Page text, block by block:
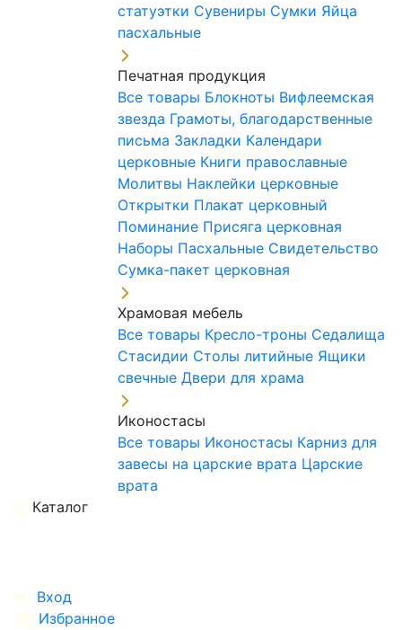
статуэтки Сувениры Сумки Яйца
пасхальные
Печатная продукция
Все товары Блокноты Вифлеемская
звезда Грамоты, благодарственные
письма Закладки Календари
церковные Книги православные
Молитвы Наклейки церковные
Открытки Плакат церковный
Поминание Присяга церковная
Наборы Пасхальные Свидетельство
Сумка-пакет церковная
Храмовая мебель
Все товары Кресло-троны Седалища
Стасидии Столы литийные Ящики
свечные Двери для храма
Иконостасы
Все товары Иконостасы Карниз для
завесы на царские врата Царские
врата
Каталог
Вход
Избранное